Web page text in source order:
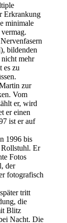
Erkrankung
minimale
bildenden
mehr
es zu
zur
Vom
er, wird
er einen
ist er auf
1996 bis
Rollstuhl. Er
Fotos
der
fotografisch
tritt
die
Blitz
Nacht. Die